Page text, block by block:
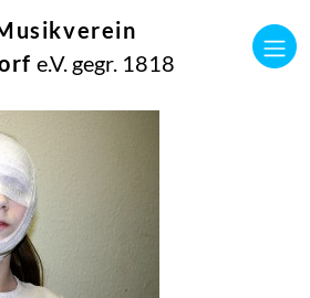
e.V. gegr. 1818